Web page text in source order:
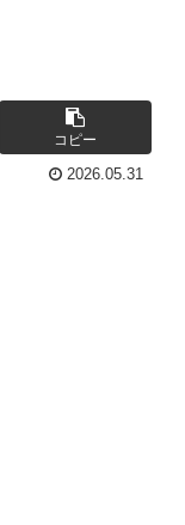
コピー
2026.05.31